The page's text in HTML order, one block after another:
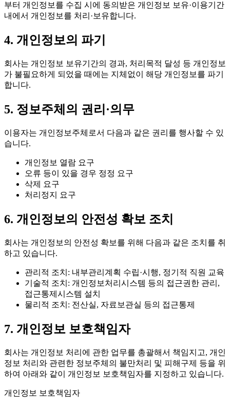
부터 개인정보를 수집 시에 동의받은 개인정보 보유·이용기간
내에서 개인정보를 처리·보유합니다.
4. 개인정보의 파기
회사는 개인정보 보유기간의 경과, 처리목적 달성 등 개인정보
가 불필요하게 되었을 때에는 지체없이 해당 개인정보를 파기
합니다.
5. 정보주체의 권리·의무
이용자는 개인정보주체로서 다음과 같은 권리를 행사할 수 있
습니다.
개인정보 열람 요구
오류 등이 있을 경우 정정 요구
삭제 요구
처리정지 요구
6. 개인정보의 안전성 확보 조치
회사는 개인정보의 안전성 확보를 위해 다음과 같은 조치를 취
하고 있습니다.
관리적 조치: 내부관리계획 수립·시행, 정기적 직원 교육
기술적 조치: 개인정보처리시스템 등의 접근권한 관리,
접근통제시스템 설치
물리적 조치: 전산실, 자료보관실 등의 접근통제
7. 개인정보 보호책임자
회사는 개인정보 처리에 관한 업무를 총괄해서 책임지고, 개인
정보 처리와 관련한 정보주체의 불만처리 및 피해구제 등을 위
하여 아래와 같이 개인정보 보호책임자를 지정하고 있습니다.
개인정보 보호책임자